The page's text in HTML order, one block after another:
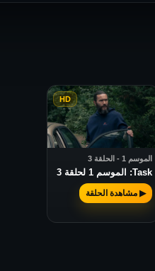
HD
الموسم 1 - الحلقة 3
Task: الموسم 1 لحلقة 3
▶ مشاهدة الحلقة